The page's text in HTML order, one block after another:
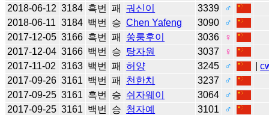
2018-06-12 3184 흑번 패 궈신이 3339
♂
2018-06-11 3184 백번 승 Chen Yafeng 3090
♂
2017-12-05 3166 흑번 패 쑹룽후이 3036
♀
2017-12-04 3166 백번 승 탕자원 3037
♀
2017-11-02 3163 백번 패 허양 3245 ♂ |
2017-09-26 3161 백번 패 천한치 3237
♂
2017-09-25 3161 흑번 승 쉬자웨이 3064
♂
2017-09-25 3161 백번 승 청자예 3101
♂